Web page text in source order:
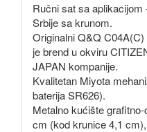
Ručni sat sa
Srbije sa krunom.
Originalni Q&Q
je brend u okviru
JAPAN kompanije.
Kvalitetan Miyota
baterija SR626).
Metalno kućište
cm (kod krunice 4,1